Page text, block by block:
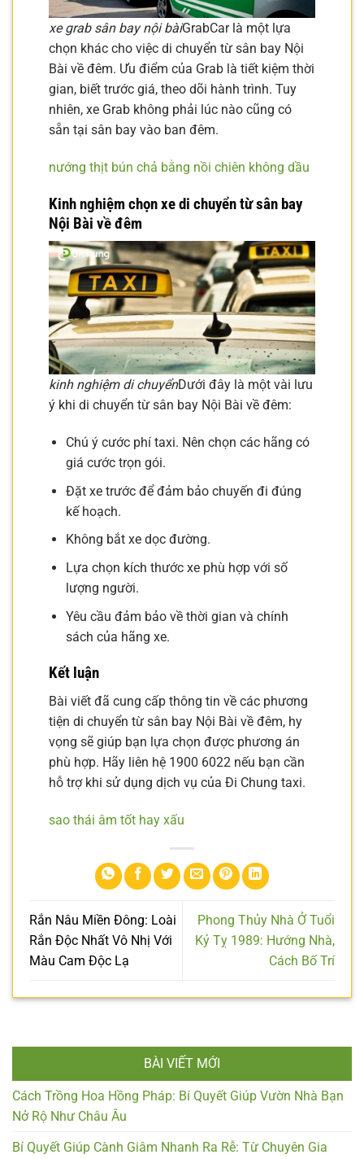
xe grab sân bay nội bàiGrabCar là một lựa
chọn khác cho việc di chuyển từ sân bay Nội
Bài về đêm. Ưu điểm của Grab là tiết kiệm thời
gian, biết trước giá, theo dõi hành trình. Tuy
nhiên, xe Grab không phải lúc nào cũng có
sẵn tại sân bay vào ban đêm.
nướng thịt bún chả bằng nồi chiên không dầu
Kinh nghiệm chọn xe di chuyển từ sân bay
Nội Bài về đêm
kinh nghiệm di chuyểnDưới đây là một vài lưu
ý khi di chuyển từ sân bay Nội Bài về đêm:
Chú ý cước phí taxi. Nên chọn các hãng có
giá cước trọn gói.
Đặt xe trước để đảm bảo chuyến đi đúng
kế hoạch.
Không bắt xe dọc đường.
Lựa chọn kích thước xe phù hợp với số
lượng người.
Yêu cầu đảm bảo về thời gian và chính
sách của hãng xe.
Kết luận
Bài viết đã cung cấp thông tin về các phương
tiện di chuyển từ sân bay Nội Bài về đêm, hy
vọng sẽ giúp bạn lựa chọn được phương án
phù hợp. Hãy liên hệ 1900 6022 nếu bạn cần
hỗ trợ khi sử dụng dịch vụ của Đi Chung taxi.
sao thái âm tốt hay xấu
Rắn Nâu Miền Đông: Loài
Rắn Độc Nhất Vô Nhị Với
Màu Cam Độc Lạ
Phong Thủy Nhà Ở Tuổi
Kỷ Tỵ 1989: Hướng Nhà,
Cách Bố Trí
BÀI VIẾT MỚI
Cách Trồng Hoa Hồng Pháp: Bí Quyết Giúp Vườn Nhà Bạn
Nở Rộ Như Châu Âu
Bí Quyết Giúp Cành Giâm Nhanh Ra Rễ: Từ Chuyên Gia